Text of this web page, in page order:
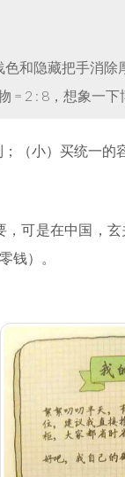
和隐藏把手消除
= 2 : 8，想象一下
（小）买统一的
可是在中国，
钱）。